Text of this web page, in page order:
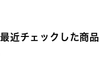
最近チェックした商品